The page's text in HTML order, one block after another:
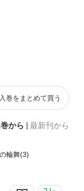
巻をまとめて買う
から 最新刊から
輪舞(3)